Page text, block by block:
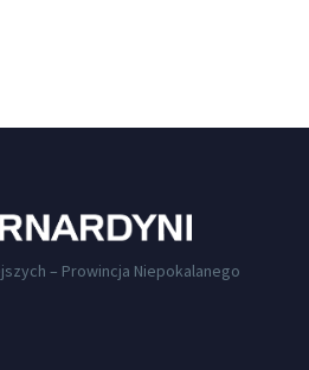
– Prowincja Niepokalanego